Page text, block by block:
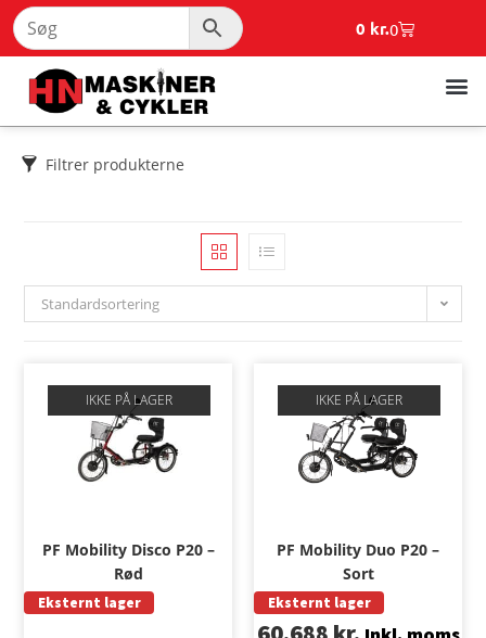
0 kr.0
Filtrer produkterne
Standardsortering
IKKE PÅ LAGER
PF Mobility Disco P20 –
Rød
Eksternt lager
IKKE PÅ LAGER
PF Mobility Duo P20 –
Sort
Eksternt lager